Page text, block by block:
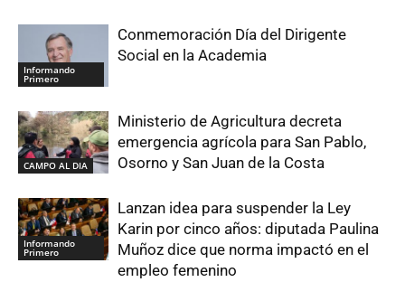
Informando
Primero
Conmemoración Día del Dirigente
Social en la Academia
CAMPO AL DIA
Ministerio de Agricultura decreta
emergencia agrícola para San Pablo,
Osorno y San Juan de la Costa
Informando
Primero
Lanzan idea para suspender la Ley
Karin por cinco años: diputada Paulina
Muñoz dice que norma impactó en el
empleo femenino